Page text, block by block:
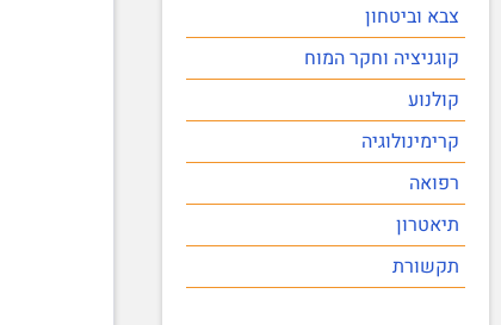
צבא וביטחון
קוגניציה וחקר המוח
קולנוע
קרימינולוגיה
רפואה
תיאטרון
תקשורת